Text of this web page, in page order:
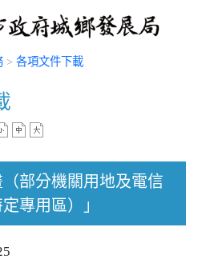
> 各項文件下載
（部分機關用地及電信
專用區）」